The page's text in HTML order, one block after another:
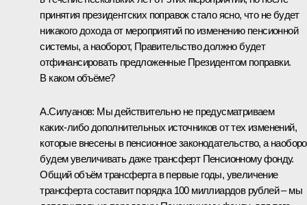
принятия президентских поправок стало ясно, что не будет
никакого дохода от мероприятий по изменению пенсионной
системы, а наоборот, Правительство должно будет
отфинансировать предложенные Президентом поправки.
В каком объёме?
А.Силуанов: Мы действительно не предусматриваем
каких‑либо дополнительных источников от тех изменений,
которые внесены в пенсионное законодательство, а
будем увеличивать даже трансферт Пенсионному фонду.
Общий объём трансферта в первые годы, увеличение
трансферта составит порядка 100 миллиардов рублей – мы